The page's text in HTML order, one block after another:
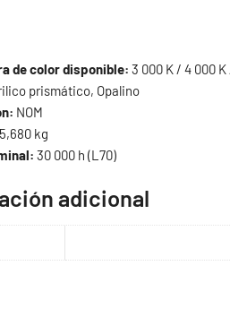
de color disponible: 3 000 K / 4 000
prismático, Opalino
NOM
5,680 kg
30 000 h (L70)
adicional